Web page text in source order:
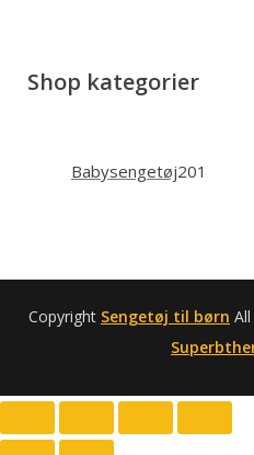
Shop kategorier
Babysengetøj201
Copyright Sengetøj til børn